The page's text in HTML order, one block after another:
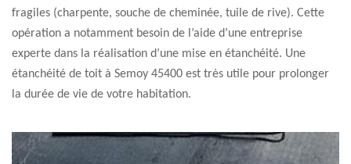
fragiles (charpente, souche de cheminée, tuile de rive). Cette
opération a notamment besoin de l’aide d’une entreprise
experte dans la réalisation d’une mise en étanchéité. Une
étanchéité de toit à Semoy 45400 est très utile pour prolonger
la durée de vie de votre habitation.